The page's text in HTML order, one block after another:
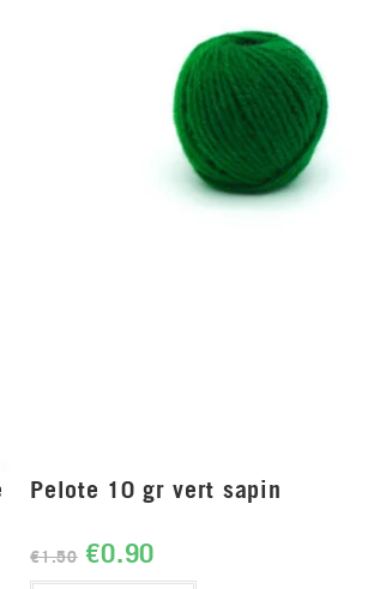
Pelote 10 gr vert sapin
€1.50 €0.90